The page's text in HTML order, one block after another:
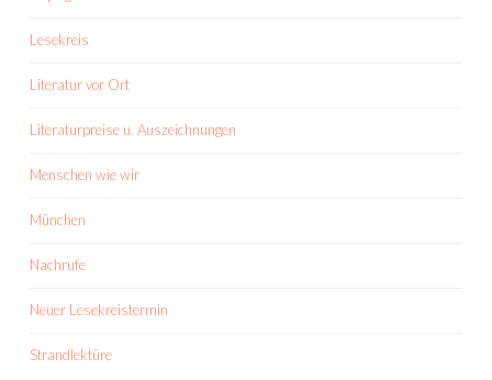
Lesekreis
Literatur vor Ort
Literaturpreise u. Auszeichnungen
Menschen wie wir
München
Nachrufe
Neuer Lesekreistermin
Strandlektüre